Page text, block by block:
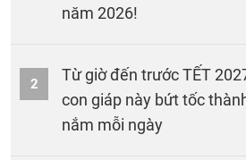
năm 2026!
2
Từ giờ đến trước TẾT
con giáp này bứt tốc
nắm mỗi ngày